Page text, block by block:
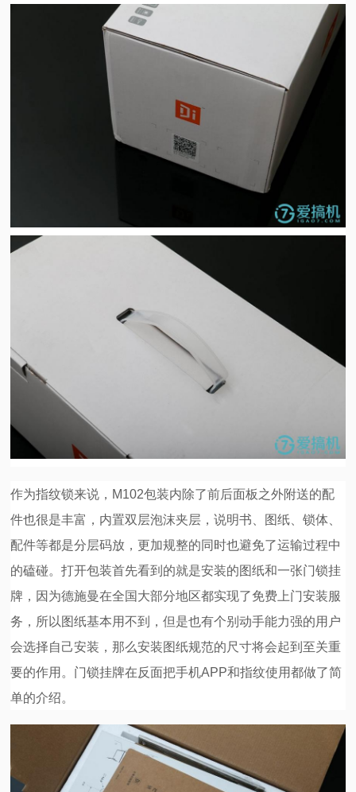
作为指纹锁来说，M102包装内除了前后面板之外附送的配
件也很是丰富，内置双层泡沫夹层，说明书、图纸、锁体、
配件等都是分层码放，更加规整的同时也避免了运输过程中
的磕碰。打开包装首先看到的就是安装的图纸和一张门锁挂
牌，因为德施曼在全国大部分地区都实现了免费上门安装服
务，所以图纸基本用不到，但是也有个别动手能力强的用户
会选择自己安装，那么安装图纸规范的尺寸将会起到至关重
要的作用。门锁挂牌在反面把手机APP和指纹使用都做了简
单的介绍。